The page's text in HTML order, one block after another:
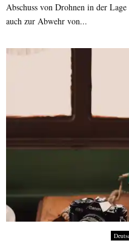
Abschuss von Drohnen in der
auch zur Abwehr von...